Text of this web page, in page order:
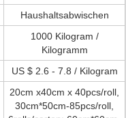
Haushaltsabwischen
1000 Kilogram /
Kilogramm
US $ 2.6 - 7.8 / Kilogram
20cm x40cm x 40pcs/roll,
30cm*50cm-85pcs/roll,